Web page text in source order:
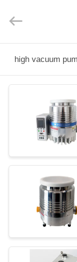
PRODOTTI
VISITA
FABBRICA
DELLA
QUALITÀ
Equipment
Rights
high vacuum